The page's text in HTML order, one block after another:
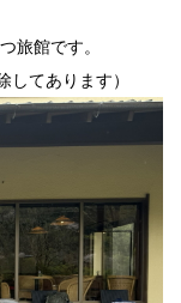
旅館です。
してあります）